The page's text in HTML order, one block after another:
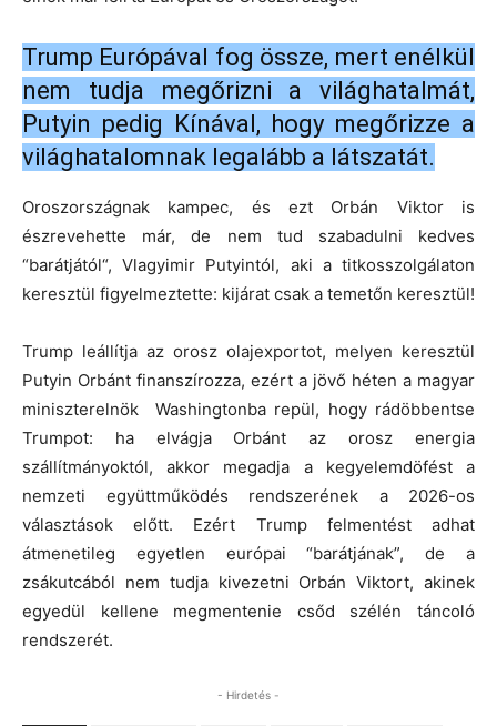
Trump Európával fog össze, mert enélkül
nem tudja megőrizni a világhatalmát,
Putyin pedig Kínával, hogy megőrizze a
világhatalomnak legalább a látszatát.
Oroszországnak kampec, és ezt Orbán Viktor is
észrevehette már, de nem tud szabadulni kedves
“barátjától“, Vlagyimir Putyintól, aki a titkosszolgálaton
keresztül figyelmeztette: kijárat csak a temetőn keresztül!
Trump leállítja az orosz olajexportot, melyen keresztül
Putyin Orbánt finanszírozza, ezért a jövő héten a magyar
miniszterelnök Washingtonba repül, hogy rádöbbentse
Trumpot: ha elvágja Orbánt az orosz energia
szállítmányoktól, akkor megadja a kegyelemdöfést a
nemzeti együttműködés rendszerének a 2026-os
választások előtt. Ezért Trump felmentést adhat
átmenetileg egyetlen európai “barátjának”, de a
zsákutcából nem tudja kivezetni Orbán Viktort, akinek
egyedül kellene megmentenie csőd szélén táncoló
rendszerét.
- Hirdetés -